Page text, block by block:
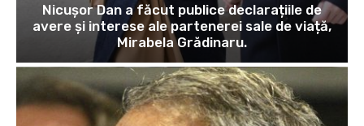
Nicușor Dan a făcut publice declarațiile de
avere și interese ale partenerei sale de viață,
Mirabela Grădinaru.